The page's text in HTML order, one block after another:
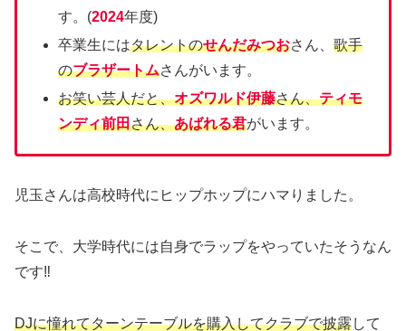
す。(2024年度)
卒業生にはタレントのせんだみつおさん、歌手
のブラザートムさんがいます。
お笑い芸人だと、オズワルド伊藤さん、ティモ
ンディ前田さん、あばれる君がいます。
児玉さんは高校時代にヒップホップにハマりました。
そこで、大学時代には自身でラップをやっていたそうなん
です‼
DJに憧れてターンテーブルを購入してクラブで披露して